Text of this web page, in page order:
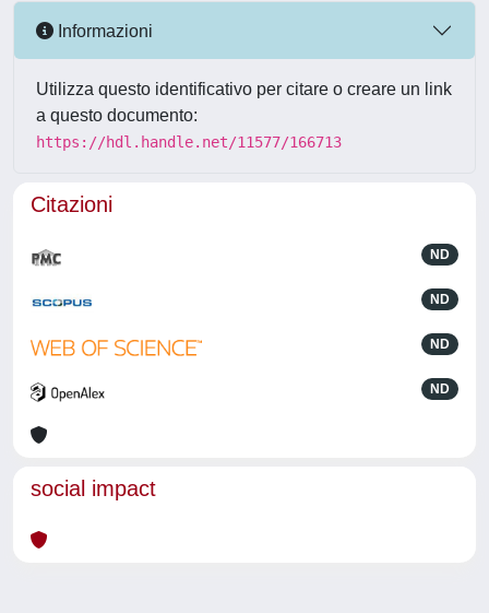
Informazioni
Utilizza questo identificativo per citare o creare un link
a questo documento:
https://hdl.handle.net/11577/166713
Citazioni
ND
ND
ND
ND
social impact